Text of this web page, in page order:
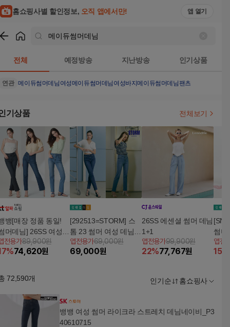
홈쇼핑사별 할인정보, 오직 앱에서만! 앱 열기
전체 예정방송 지난방송 인기상품
연관 메이듀썸머데님여성메이듀썸머데님여성바지메이듀썸머데님팬츠
기상품 전체보기
뱅[매장 정품 동일!
머데님] 26SS 여성
머라이크라 데님 3종
전용가89,900원
%74,620원
[292513=STORM] 스
톰 23 썸머 여성 데님
팬츠 2종 (여름데님 / 여
름청바지)
앱전용가69,000원
69,000원
26SS 에센셜 썸머 데님
1+1
앱전용가99,900원
22%77,767원
썸머
앱전
15
72,590개 인기순 홈쇼핑사
뱅뱅 여성 썸머 라이크라 스트레치 데님네이비_P3
40610715